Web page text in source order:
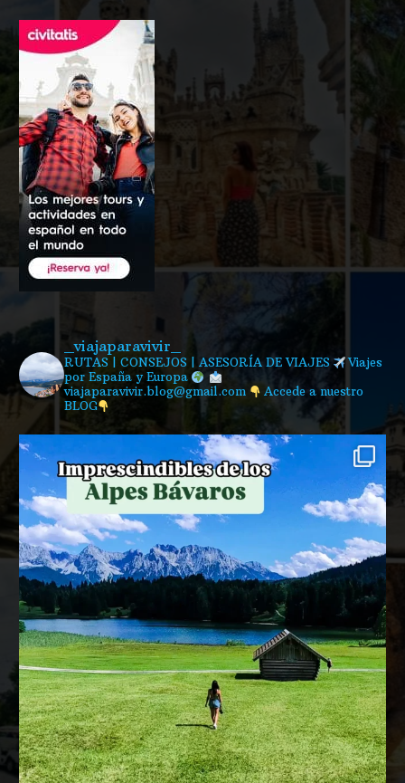
_viajaparavivir_
RUTAS | CONSEJOS | ASESORÍA DE VIAJES
Viajes
por España y Europa
viajaparavivir.blog@gmail.com
Accede a nuestro
BLOG